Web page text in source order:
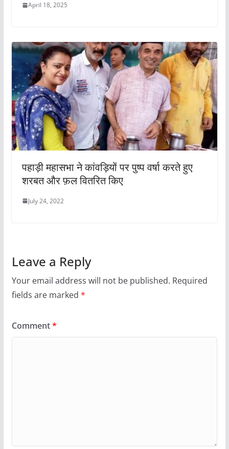
April 18, 2025
पहाड़ी महासभा ने कांवड़ियों पर पुष्प वर्षा करते हुए
शरबत और फ़ल वितरित किए
July 24, 2022
Leave a Reply
Your email address will not be published. Required
fields are marked *
Comment*